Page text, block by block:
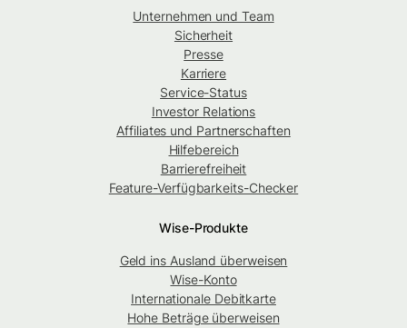
Unternehmen und Team
Sicherheit
Presse
Karriere
Service-Status
Investor Relations
Affiliates und Partnerschaften
Hilfebereich
Barrierefreiheit
Feature-Verfügbarkeits-Checker
Wise-Produkte
Geld ins Ausland überweisen
Wise-Konto
Internationale Debitkarte
Hohe Beträge überweisen